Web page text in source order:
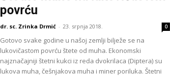
povrću
dr. sc. Zrinka Drmić - 23. srpnja 2018. 0
Gotovo svake godine u našoj zemlji bilježe se na
lukovičastom povrću štete od muha. Ekonomski
najznačajniji štetni kukci iz reda dvokrilaca (Diptera) su
lukova muha, češnjakova muha i miner poriluka. Štetni